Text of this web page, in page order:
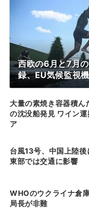
西欧の6月と7月
録、EU気候監視
大量の素焼き容器積ん
の沈没船発見 ワイン運
ア
台風13号、中国上陸
東部では交通に影響
WHOのウクライナ倉
局長が非難